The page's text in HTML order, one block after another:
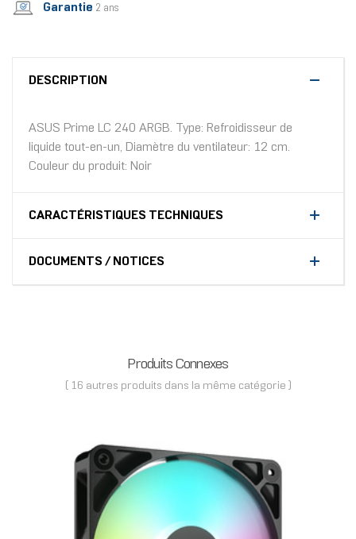
Garantie 2 ans
DESCRIPTION
ASUS Prime LC 240 ARGB. Type: Refroidisseur de
liquide tout-en-un, Diamètre du ventilateur: 12 cm.
Couleur du produit: Noir
CARACTÉRISTIQUES TECHNIQUES
DOCUMENTS / NOTICES
Produits Connexes
( 16 autres produits dans la même catégorie )